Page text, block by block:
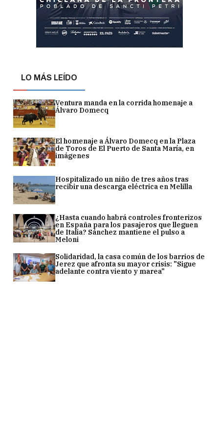
LO MÁS LEÍDO
Ventura manda en la corrida homenaje a
Álvaro Domecq
El homenaje a Álvaro Domecq en la Plaza
de Toros de El Puerto de Santa María, en
imágenes
Hospitalizado un niño de tres años tras
recibir una descarga eléctrica en Melilla
¿Hasta cuando habrá controles fronterizos
en España para los pasajeros que lleguen
de Italia? Sánchez mantiene el pulso a
Meloni
Solidaridad, la casa común de los barrios de
Jerez que afronta su mayor crisis: "Sigue
adelante contra viento y marea"